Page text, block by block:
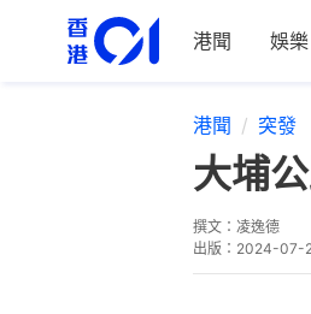
港聞 娛樂
港聞 突發
大埔
撰文： 凌逸德
出版： 2024-07-